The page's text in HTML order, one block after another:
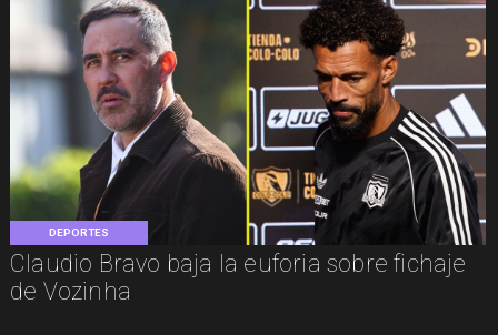
DEPORTES
Claudio Bravo baja la euforia sobre fichaje
de Vozinha